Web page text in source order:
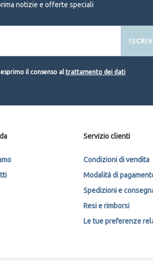
notizie e offerte speciali
il consenso altrattamento dei dati
Servizio clienti
Condizioni di vendita
Modalità di
Spedizioni e
Resi e rimborsi
Le tue preferenze